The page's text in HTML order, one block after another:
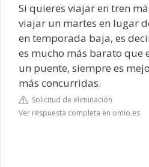
Si quieres viajar en tren
viajar un martes en lugar
en temporada baja, es
es mucho más barato que
un puente, siempre es
más concurridas.
Solicitud de eliminación
Ver respuesta completa en omio.es